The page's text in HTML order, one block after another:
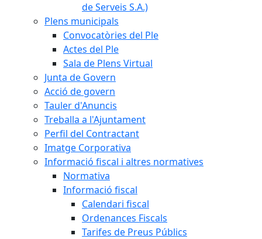
de Serveis S.A.)
Plens municipals
Convocatòries del Ple
Actes del Ple
Sala de Plens Virtual
Junta de Govern
Acció de govern
Tauler d'Anuncis
Treballa a l'Ajuntament
Perfil del Contractant
Imatge Corporativa
Informació fiscal i altres normatives
Normativa
Informació fiscal
Calendari fiscal
Ordenances Fiscals
Tarifes de Preus Públics